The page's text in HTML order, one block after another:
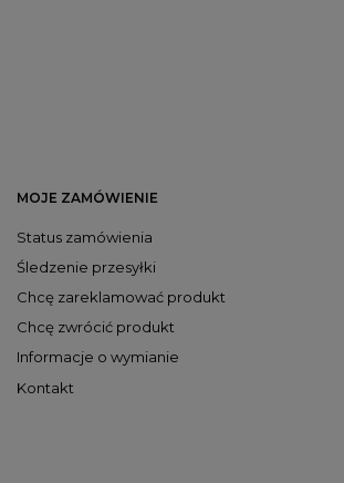
MOJE ZAMÓWIENIE
Status zamówienia
Śledzenie przesyłki
Chcę zareklamować produkt
Chcę zwrócić produkt
Informacje o wymianie
Kontakt